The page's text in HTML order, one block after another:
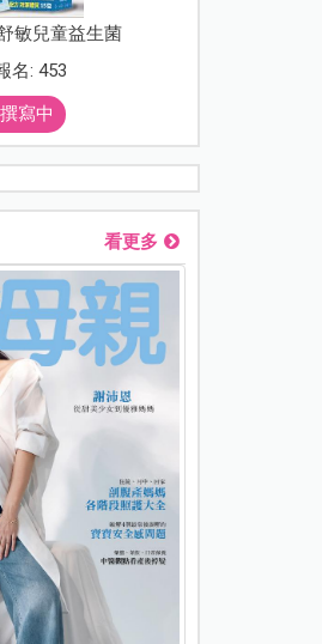
敏兒童益生菌
名: 453
寫中
看更多